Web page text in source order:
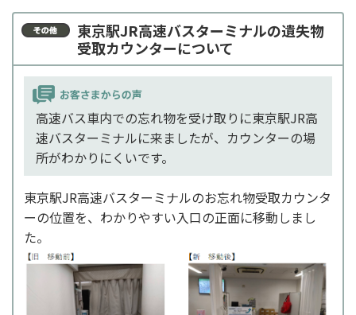
東京駅JR高速バスターミナルの遺失物
受取カウンターについて
高速バス車内での忘れ物を受け取りに東京駅JR高
速バスターミナルに来ましたが、カウンターの場
所がわかりにくいです。
東京駅JR高速バスターミナルのお忘れ物受取カウンタ
ーの位置を、わかりやすい入口の正面に移動しまし
た。